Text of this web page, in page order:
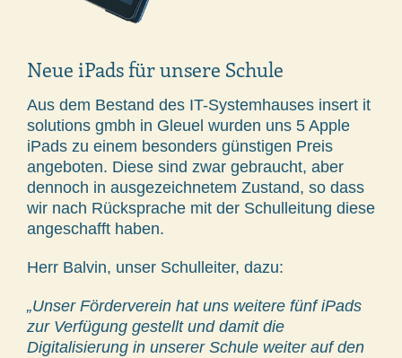
Neue iPads für unsere Schule
Aus dem Bestand des IT-Systemhauses insert it
solutions gmbh in Gleuel wurden uns 5 Apple
iPads zu einem besonders günstigen Preis
angeboten. Diese sind zwar gebraucht, aber
dennoch in ausgezeichnetem Zustand, so dass
wir nach Rücksprache mit der Schulleitung diese
angeschafft haben.
Herr Balvin, unser Schulleiter, dazu:
„Unser Förderverein hat uns weitere fünf iPads
zur Verfügung gestellt und damit die
Digitalisierung in unserer Schule weiter auf den